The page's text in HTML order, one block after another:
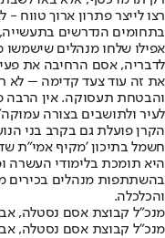
רצו לייצר פתרון ארוך טווח
בתחומים הנדרשים
אפילו שלחו מנהלים שישמשו
לדבריה, אסם הרחיבה את
את זה עוד צעד קדימה – לא
והבטחת תעסוקה. אין הרבה
לעיר ולתושבים בצורה
הקרן פועלת גם בקרב בני
חשמל בתיכון 'מקיף אמי"ת
היא תומכת בלימודי העשרה
בהשתתפות מנהלים בכירים
והכלכלה.
מנכ"ל קבוצת אסם נסטלה, אבי
מנכ"ל קבוצת אסם נסטלה,